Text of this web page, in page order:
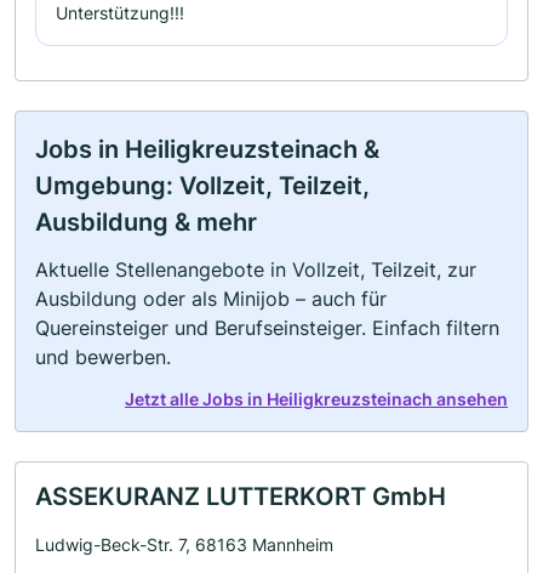
Unterstützung!!!
Jobs in Heiligkreuzsteinach &
Umgebung: Vollzeit, Teilzeit,
Ausbildung & mehr
Aktuelle Stellenangebote in Vollzeit, Teilzeit, zur
Ausbildung oder als Minijob – auch für
Quereinsteiger und Berufseinsteiger. Einfach filtern
und bewerben.
Jetzt alle Jobs in Heiligkreuzsteinach ansehen
ASSEKURANZ LUTTERKORT GmbH
Ludwig-Beck-Str. 7, 68163 Mannheim